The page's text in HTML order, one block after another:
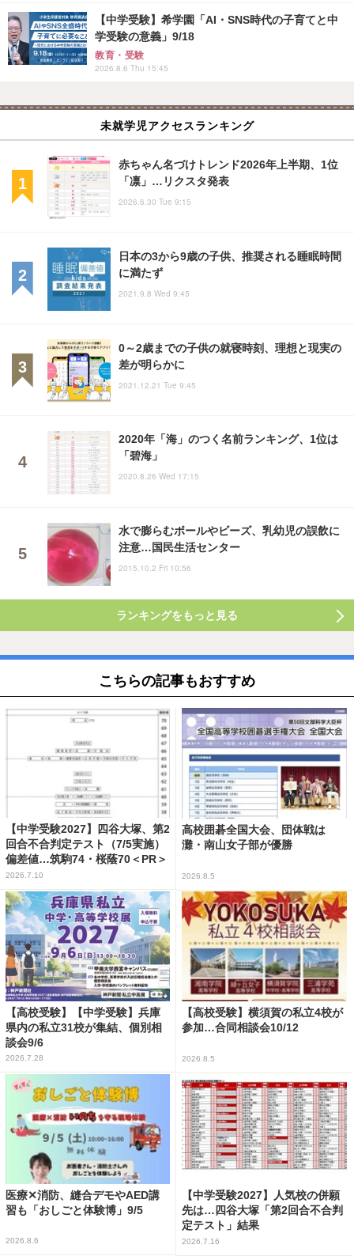
【中学受験】希学園「AI・SNS時代の子育てと中
学受験の意義」9/18
教育・受験
2026.8.6 Thu 15:45
未就学児アクセスランキング
赤ちゃん名づけトレンド2026年上半期、1位
「凛」…リクスタ発表
2026.6.30 Tue 9:15
日本の3から9歳の子供、推奨される睡眠時間
に満たず
2021.9.8 Wed 9:45
0～2歳までの子供の就寝時刻、理想と現実の
差が明らかに
2021.12.21 Tue 9:45
2020年「海」のつく名前ランキング、1位は
「碧海」
2020.8.26 Wed 17:15
水で膨らむボールやビーズ、乳幼児の誤飲に
注意…国民生活センター
2015.10.2 Fri 10:56
ランキングをもっと見る
こちらの記事もおすすめ
【中学受験2027】四谷大塚、第2
回合不合判定テスト（7/5実施）
偏差値…筑駒74・桜蔭70＜PR＞
2026.7.10
高校囲碁全国大会、団体戦は
灘・南山女子部が優勝
2026.8.5
【高校受験】【中学受験】兵庫
県内の私立31校が集結、個別相
談会9/6
2026.7.28
【高校受験】横須賀の私立4校が
参加…合同相談会10/12
2026.8.5
医療✕消防、縫合デモやAED講
習も「おしごと体験博」9/5
2026.8.6
【中学受験2027】人気校の併願
先は…四谷大塚「第2回合不合判
定テスト」結果
2026.7.16